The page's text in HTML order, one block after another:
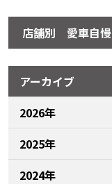
店舗別 愛車自慢
アーカイブ
2026年
2025年
2024年